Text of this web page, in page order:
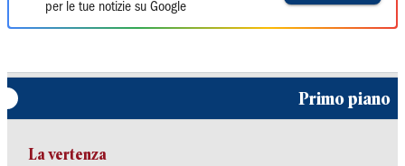
per le tue notizie su Google
Primo piano
La vertenza